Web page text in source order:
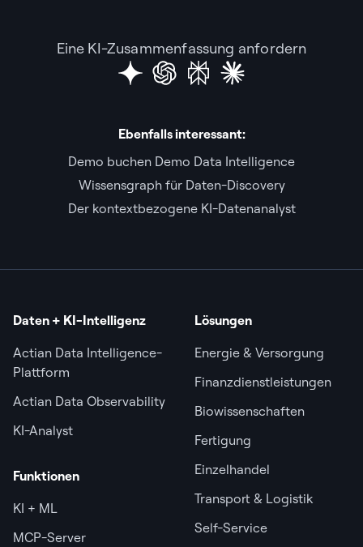
Eine KI-Zusammenfassung anfordern
Ebenfalls interessant:
Demo buchen Demo Data Intelligence
Wissensgraph für Daten-Discovery
Der kontextbezogene KI-Datenanalyst
Daten + KI-Intelligenz
Actian Data Intelligence-
Plattform
Actian Data Observability
KI-Analyst
Funktionen
KI + ML
MCP-Server
Lösungen
Energie & Versorgung
Finanzdienstleistungen
Biowissenschaften
Fertigung
Einzelhandel
Transport & Logistik
Self-Service